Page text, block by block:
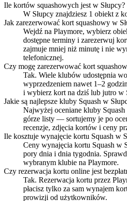
Ile kortów squashowych jest w Słupcy?
W Słupcy znajdziesz 1 obiekt z
Jak zarezerwować kort squashowy w
Wejdź na Playmore, wybierz
dostępne terminy i zarezerwuj
zajmuje mniej niż minutę i nie
telefonicznej.
Czy mogę zarezerwować kort
Tak. Wiele klubów udostępnia
wyprzedzeniem nawet 1–2
i wybierz kort na dziś lub jutro w
Jakie są najlepsze kluby Squash w
Najwyżej oceniane kluby Squash
górze listy — sortujemy je po
recenzje, zdjęcia kortów i ceny
Ile kosztuje wynajęcie kortu Squash w
Ceny wynajęcia kortu Squash w
pory dnia i dnia tygodnia.
wybranym klubie na Playmore.
Czy rezerwacja kortu online jest
Tak. Rezerwacja kortu przez
płacisz tylko za sam wynajem
prowizji od użytkowników.